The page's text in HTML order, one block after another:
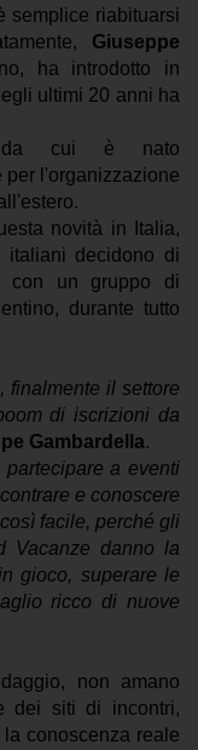
semplice riabituarsi
Giuseppe
ha introdotto in
ultimi 20 anni ha
cui è nato
per l'organizzazione
novità in Italia,
decidono di
con un gruppo di
durante tutto
finalmente il settore
di iscrizioni da
Gambardella.
a eventi
e conoscere
facile, perché gli
Vacanze danno la
gioco, superare le
ricco di nuove
non amano
dei siti di incontri,
conoscenza reale